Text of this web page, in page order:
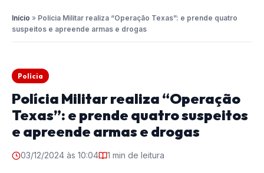
Início » Polícia Militar realiza “Operação Texas”: e prende quatro
suspeitos e apreende armas e drogas
Polícia
Polícia Militar realiza “Operação
Texas”: e prende quatro suspeitos
e apreende armas e drogas
03/12/2024 às 10:04 1 min de leitura